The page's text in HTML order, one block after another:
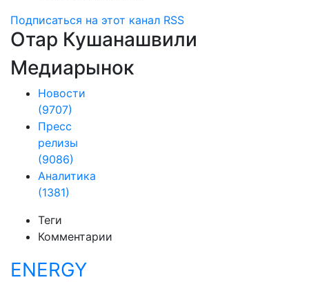
Подписаться на этот канал RSS
Отар Кушанашвили
Медиарынок
Новости
(9707)
Пресс
релизы
(9086)
Аналитика
(1381)
Теги
Комментарии
ENERGY